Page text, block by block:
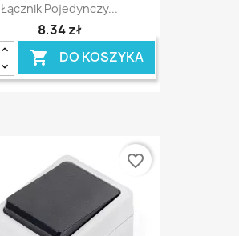
Łącznik Pojedynczy...
8,34 zł
 DO KOSZYKA
favorite_border